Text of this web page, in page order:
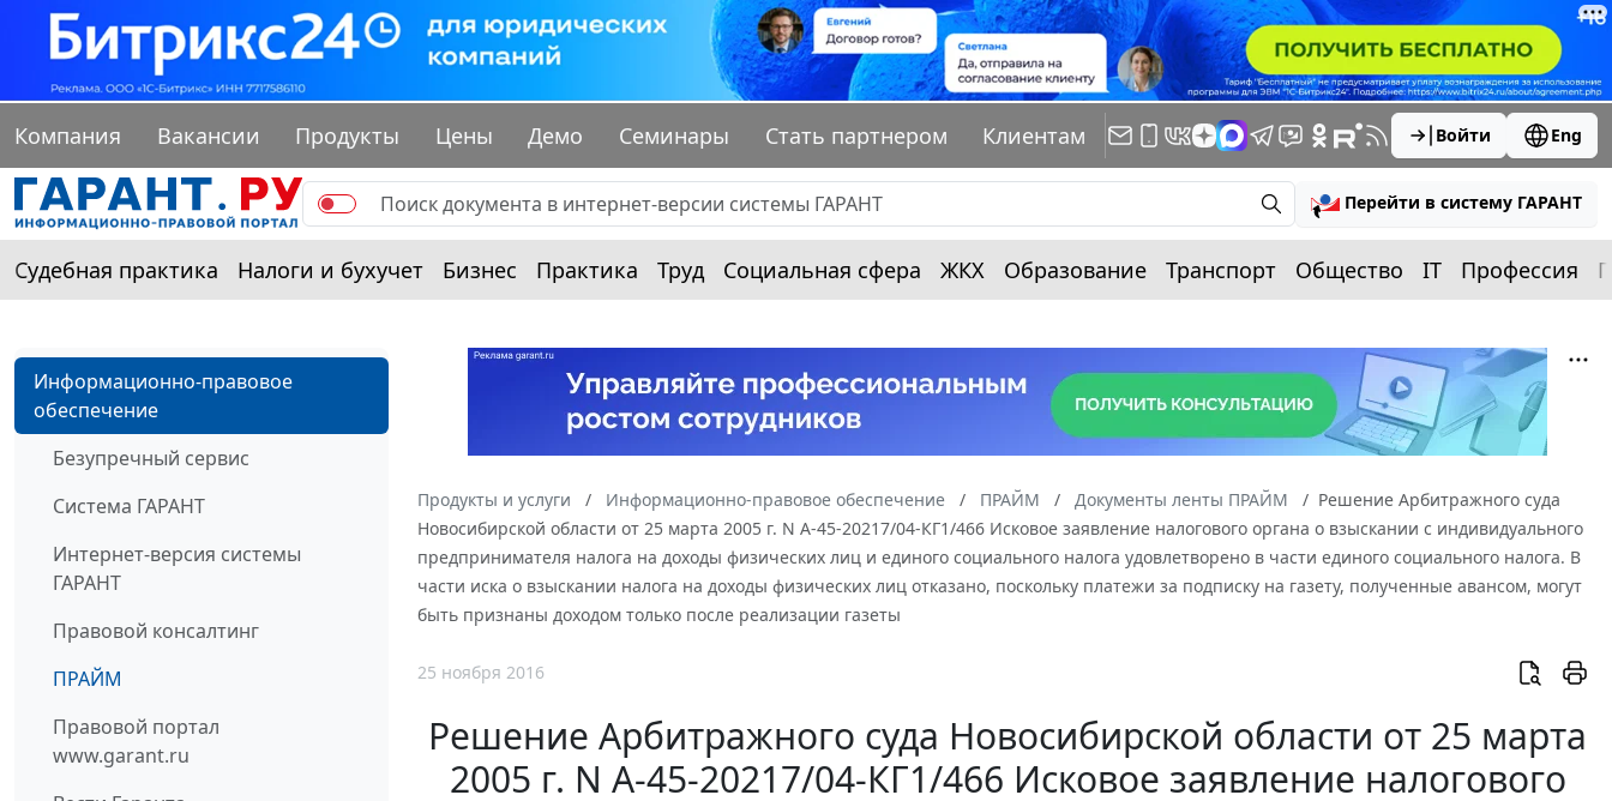
Компания Вакансии Продукты Цены Демо Семинары Стать партнером Клиентам Войти Eng
Перейти в систему ГАРАНТ
Судебная практика Налоги и бухучет Бизнес Практика Труд Социальная сфера ЖКХ Образование Транспорт Общество IT Профессия
Информационно-правовое
обеспечение
Безупречный сервис
Система ГАРАНТ
Интернет-версия системы
ГАРАНТ
Правовой консалтинг
ПРАЙМ
Правовой портал
www.garant.ru
Продукты и услуги Информационно-правовое обеспечение ПРАЙМ Документы ленты ПРАЙМ
Решение Арбитражного суда
Новосибирской области от 25 марта 2005 г. N А-45-20217/04-КГ1/466 Исковое заявление налогового органа о взыскании с индивидуального
предпринимателя налога на доходы физических лиц и единого социального налога удовлетворено в части единого социального налога. В
части иска о взыскании налога на доходы физических лиц отказано, поскольку платежи за подписку на газету, полученные авансом, могут
быть признаны доходом только после реализации газеты
25 ноября 2016
Решение Арбитражного суда Новосибирской области от 25 марта
2005 г. N А-45-20217/04-КГ1/466 Исковое заявление налогового